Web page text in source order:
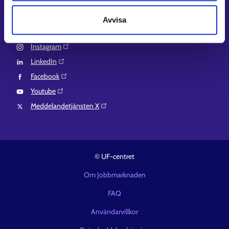
Avvisa
Suomi.fi-fullmakter⁠
Instagram⁠
LinkedIn⁠
Facebook⁠
Youtube⁠
Meddelandetjänsten X⁠
© UF-centret
Om Jobbmarknaden
FAQ
Användarvillkor